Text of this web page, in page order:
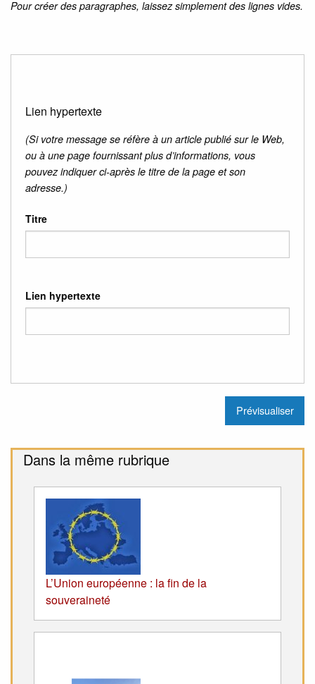
Pour créer des paragraphes, laissez simplement des lignes vides.
Lien hypertexte
(Si votre message se réfère à un article publié sur le Web,
ou à une page fournissant plus d’informations, vous
pouvez indiquer ci-après le titre de la page et son
adresse.)
Titre
Lien hypertexte
Dans la même rubrique
L’Union européenne : la fin de la
souveraineté